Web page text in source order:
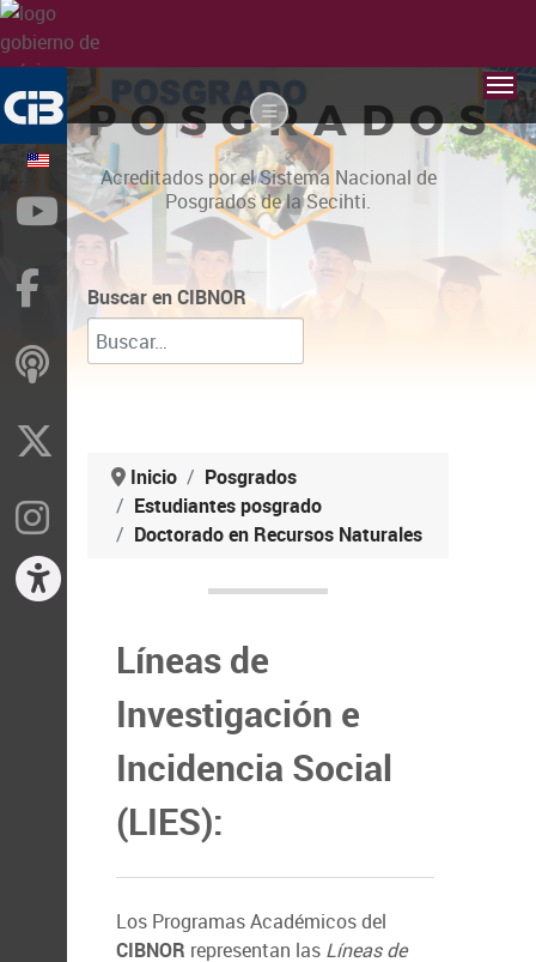
POSGRADOS
Acreditados por el Sistema Nacional de
Posgrados de la Secihti.
Buscar en CIBNOR
Inicio
Posgrados
Estudiantes posgrado
Doctorado en Recursos Naturales
Líneas de
Investigación e
Incidencia Social
(LIES):
Los Programas Académicos del
CIBNOR representan las Líneas de
YouTube
Facebook
ivoox
Instragram